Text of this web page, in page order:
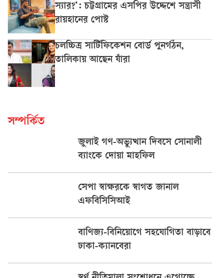
স্যার?’: চট্টগ্রামের এসপির উদ্দেশে সন্ত্রাসী
রায়হানের পোস্ট
চলচ্চিত্র সার্টিফিকেশন বোর্ড পুনর্গঠন,
তালিকায় আছেন যাঁরা
সম্পর্কিত
জুলাই গণ-অভ্যুত্থান দিবসে সোনালী
ব্যাংকে দোয়া মাহফিল
সেপা স্বাক্ষরকে স্বাগত জানাল
এফবিসিসিআই
বাণিজ্য-বিনিয়োগে সহযোগিতা বাড়াবে
ঢাকা-ক্যানবেরা